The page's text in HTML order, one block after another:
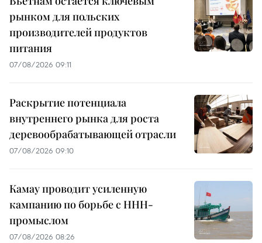
рынком для польских
производителей продуктов
питания
07/08/2026 09:11
Раскрытие потенциала
внутреннего рынка для роста
деревообрабатывающей отрасли
07/08/2026 09:10
Камау проводит усиленную
кампанию по борьбе с ННН-
промыслом
07/08/2026 08:26